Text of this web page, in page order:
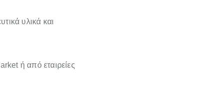
υλικά και
ή από εταιρείες